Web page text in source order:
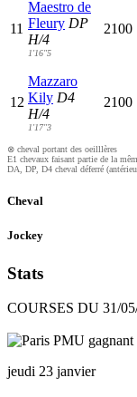
11
Maestro de
Fleury DP
H/4
1'16"5
2100
12
Mazzaro
Kily D4
H/4
1'17"3
2100
⊗ cheval portant des oeilllères
E1 chevaux faisant partie de la
DA, DP, D4 cheval déferré
Cheval
Jockey
Stats
COURSES DU 31/
jeudi 23 janvier